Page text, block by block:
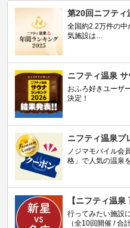
第20回ニフティ
全国約2.2万件の中
気施設は…
ニフティ温泉
おふろ好きユーザ
決定！
ニフティ温泉プ
ノジマモバイル
格」で人気の温泉
【ニフティ温泉
行ってみたい施設
（全10回開催 / 合